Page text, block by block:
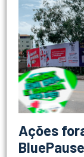
Ações
BluePause